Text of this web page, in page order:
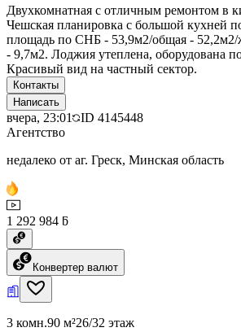
Двухкомнатная с отличным ремонтом в
Чешская планировка с большой кухней
площадь по СНБ - 53,9м2/общая - 52,2м2/
- 9,7м2. Лоджия утеплена, оборудована
Красивый вид на частный сектор.
Контакты
Написать
вчера, 23:01 ID 4145448
Агентство
недалеко от аг. Греск, Минская область
1 292 984 ƃ
Конвертер валют
3 комн.90 м²26/32 этаж